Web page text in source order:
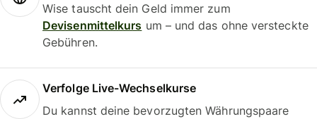
Wise tauscht dein Geld immer zum
Devisenmittelkurs um – und das ohne versteckte
Gebühren.
Verfolge Live-Wechselkurse
Du kannst deine bevorzugten Währungspaare